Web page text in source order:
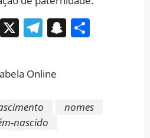
Email
X Telegram
Snapchat
nomes
nascido